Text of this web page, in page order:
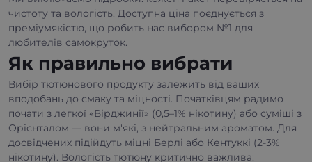
чистоту та вологість. Доступна ціна поєднується з
преміумякістю, що робить нас вибором №1 для
любителів самокруток.
Як правильно вибрати
Вибір тютюнового продукту залежить від ваших
вподобань до смаку та міцності. Початківцям радимо
почати з легкої «Вірджинії» (0,5–1% нікотину) або суміші з
Орієнталом — вони м'які, з нейтральним ароматом. Для
досвідчених підійдуть міцні Берлі або Кентуккі (2-3%
нікотину). Вологість тютюну критично важлива: